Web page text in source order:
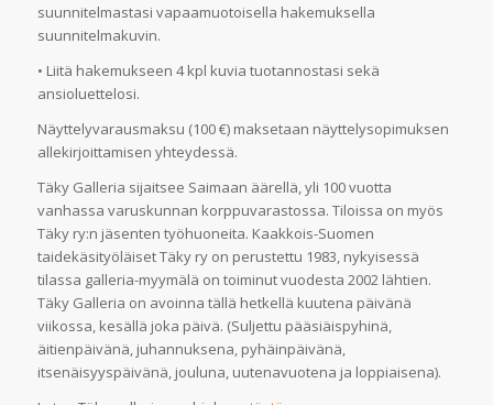
suunnitelmastasi vapaamuotoisella hakemuksella
suunnitelmakuvin.
• Liitä hakemukseen 4 kpl kuvia tuotannostasi sekä
ansioluettelosi.
Näyttelyvarausmaksu (100 €) maksetaan näyttelysopimuksen
allekirjoittamisen yhteydessä.
Täky Galleria sijaitsee Saimaan äärellä, yli 100 vuotta
vanhassa varuskunnan korppuvarastossa. Tiloissa on myös
Täky ry:n jäsenten työhuoneita. Kaakkois-Suomen
taidekäsityöläiset Täky ry on perustettu 1983, nykyisessä
tilassa galleria-myymälä on toiminut vuodesta 2002 lähtien.
Täky Galleria on avoinna tällä hetkellä kuutena päivänä
viikossa, kesällä joka päivä. (Suljettu pääsiäispyhinä,
äitienpäivänä, juhannuksena, pyhäinpäivänä,
itsenäisyyspäivänä, jouluna, uutenavuotena ja loppiaisena).